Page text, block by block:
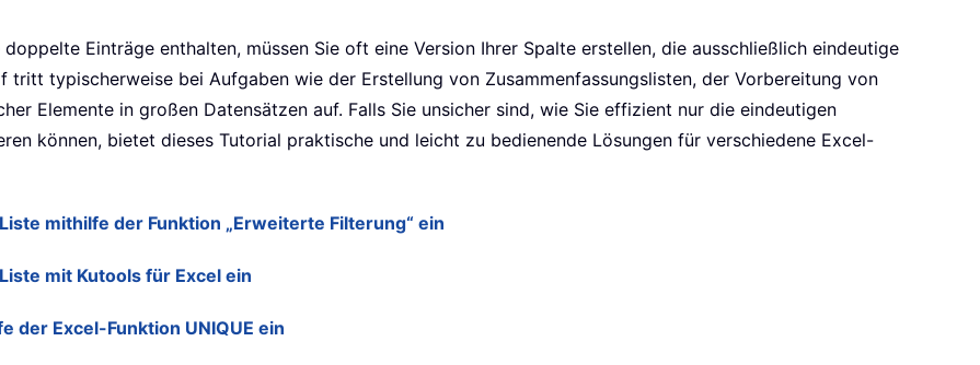
Einträge enthalten, müssen Sie oft eine Version Ihrer Spalte erstellen, die ausschließlich eindeutige
tritt typischerweise bei Aufgaben wie der Erstellung von Zusammenfassungslisten, der Vorbereitung von
Elemente in großen Datensätzen auf. Falls Sie unsicher sind, wie Sie effizient nur die eindeutigen
können, bietet dieses Tutorial praktische und leicht zu bedienende Lösungen für verschiedene Excel-
mithilfe der Funktion „Erweiterte Filterung“ ein
mit Kutools für Excel ein
der Excel-Funktion UNIQUE ein